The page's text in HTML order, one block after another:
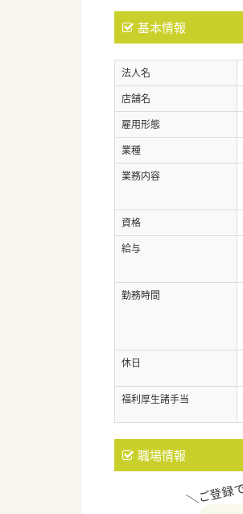
基本情報
法人名
店舗名
雇用形態
業種
業務内容
資格
給与
勤務時間
休日
福利厚生諸手当
職場情報